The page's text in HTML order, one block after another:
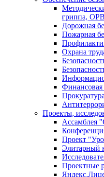
гриппа,
Дорожная
Пожарная
Охрана
Финансовая
Проекты,
Ассамблея
Проект
Элитарный
Проектные